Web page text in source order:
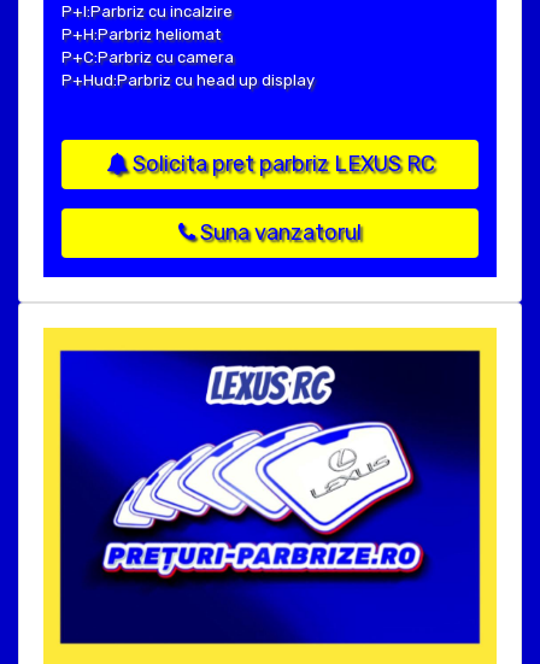
P+I:Parbriz cu incalzire
P+H:Parbriz heliomat
P+C:Parbriz cu camera
P+Hud:Parbriz cu head up display
Solicita pret parbriz LEXUS RC
Suna vanzatorul